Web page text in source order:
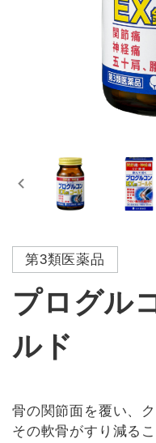
第3類医薬品
プログル
ルド
骨の関節面を覆い、
その軟骨がすり減る